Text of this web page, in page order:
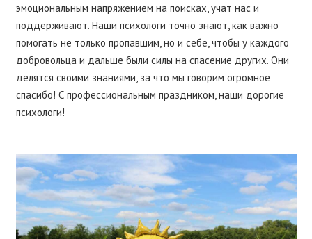
эмоциональным напряжением на поисках, учат нас и
поддерживают. Наши психологи точно знают, как важно
помогать не только пропавшим, но и себе, чтобы у каждого
добровольца и дальше были силы на спасение других. Они
делятся своими знаниями, за что мы говорим огромное
спасибо! С профессиональным праздником, наши дорогие
психологи!